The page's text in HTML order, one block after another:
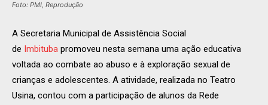
Foto: PMI, Reprodução
A Secretaria Municipal de Assistência Social
de Imbituba promoveu nesta semana uma ação educativa
voltada ao combate ao abuso e à exploração sexual de
crianças e adolescentes. A atividade, realizada no Teatro
Usina, contou com a participação de alunos da Rede